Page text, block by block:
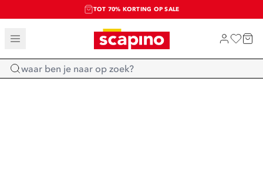
TOT 70% KORTING OP SALE
SALE: LAATSTE KANS!
SHOP NIEUW
Home